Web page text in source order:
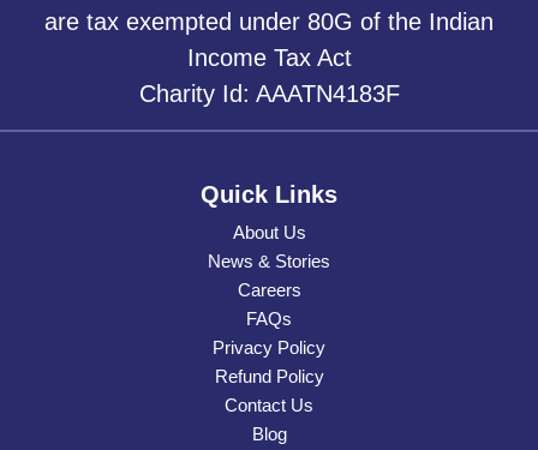
are tax exempted under 80G of the Indian
Income Tax Act
Charity Id: AAATN4183F
Quick Links
About Us
News & Stories
Careers
FAQs
Privacy Policy
Refund Policy
Contact Us
Blog